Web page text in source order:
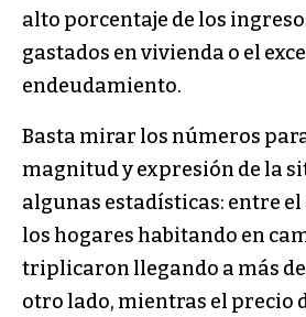
alto porcentaje de los
gastados en vivienda o el
endeudamiento.
Basta mirar los números
magnitud y expresión de la
algunas estadísticas: entre el
los hogares habitando en
triplicaron llegando a más de
otro lado, mientras el precio